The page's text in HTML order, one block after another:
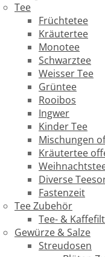
Tee
Früchtetee
Kräutertee
Monotee
Schwarztee
Weisser Tee
Grüntee
Rooibos
Ingwer
Kinder Tee
Mischungen
Kräutertee
Diverse
Fastenzeit
Tee Zubehör
Tee- &
Gewürze & Salze
Streudosen